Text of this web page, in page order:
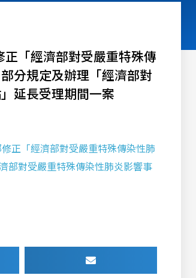
正「經濟部對受嚴重特殊傳
分規定及辦理「經濟部對
延長受理期間一案
正「經濟部對受嚴重特殊傳染性肺
部對受嚴重特殊傳染性肺炎影響事